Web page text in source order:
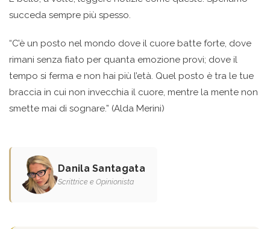
succeda sempre più spesso.
“C’è un posto nel mondo dove il cuore batte forte, dove
rimani senza fiato per quanta emozione provi; dove il
tempo si ferma e non hai più l’età. Quel posto è tra le tue
braccia in cui non invecchia il cuore, mentre la mente non
smette mai di sognare.” (Alda Merini)
Danila Santagata
Scrittrice e Opinionista